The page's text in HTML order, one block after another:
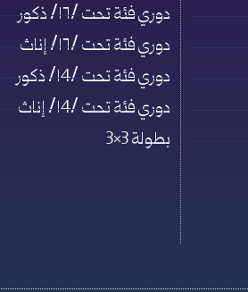
دوري فئة تحت /١٦/ ذكور
دوري فئة تحت /١٦/ إناث
دوري فئة تحت /١4/ ذكور
دوري فئة تحت /١4/ إناث
بطولة 3×3